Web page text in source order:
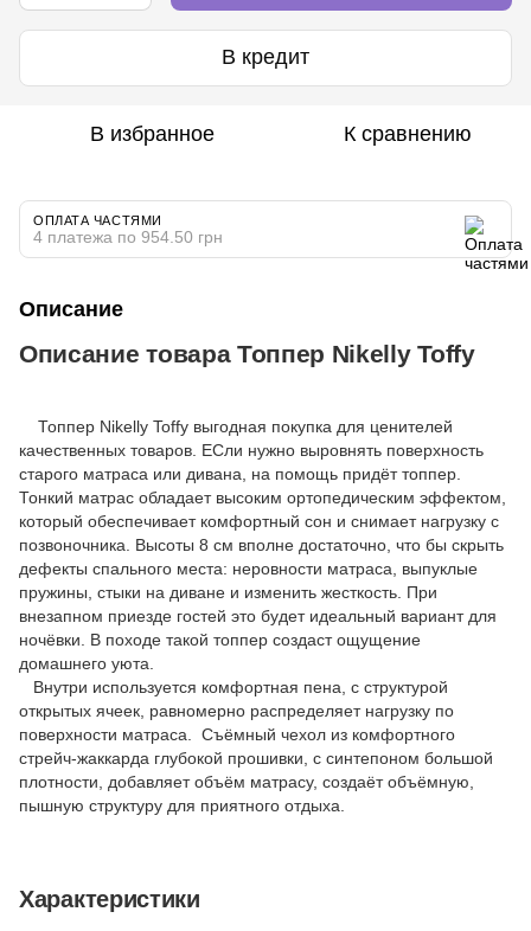
В кредит
В избранное К сравнению
ОПЛАТА ЧАСТЯМИ
4 платежа по 954.50 грн
Описание
Описание товара Топпер Nikelly Toffy
Топпер Nikelly Toffy выгодная покупка для ценителей
качественных товаров. ЕСли нужно выровнять поверхность
старого матраса или дивана, на помощь придёт топпер.
Тонкий матрас обладает высоким ортопедическим эффектом,
который обеспечивает комфортный сон и снимает нагрузку с
позвоночника. Высоты 8 см вполне достаточно, что бы скрыть
дефекты спального места: неровности матраса, выпуклые
пружины, стыки на диване и изменить жесткость. При
внезапном приезде гостей это будет идеальный вариант для
ночёвки. В походе такой топпер создаст ощущение
домашнего уюта.
Внутри используется комфортная пена, с структурой
открытых ячеек, равномерно распределяет нагрузку по
поверхности матраса.
Съёмный чехол из комфортного
стрейч-жаккарда глубокой прошивки, с синтепоном большой
плотности, добавляет объём матрасу, создаёт объёмную,
пышную структуру для приятного отдыха.
Характеристики